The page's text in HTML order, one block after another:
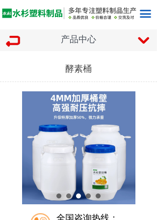
끀
产品中心 낔
酵素桶
全国咨询热线：